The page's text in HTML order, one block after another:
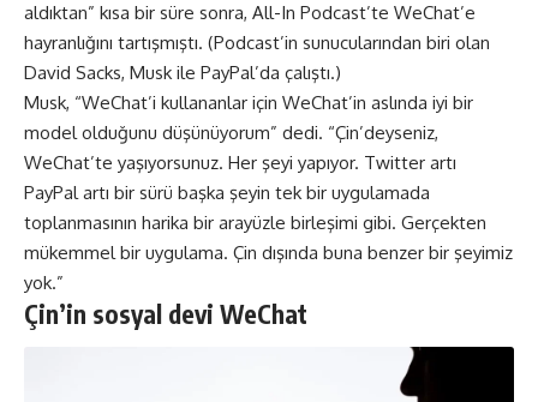
aldıktan” kısa bir süre sonra, All-In Podcast’te WeChat’e
hayranlığını tartışmıştı. (Podcast’in sunucularından biri olan
David Sacks, Musk ile PayPal’da çalıştı.)
Musk, “WeChat’i kullananlar için WeChat’in aslında iyi bir
model olduğunu düşünüyorum” dedi. “Çin’deyseniz,
WeChat’te yaşıyorsunuz. Her şeyi yapıyor. Twitter artı
PayPal artı bir sürü başka şeyin tek bir uygulamada
toplanmasının harika bir arayüzle birleşimi gibi. Gerçekten
mükemmel bir uygulama. Çin dışında buna benzer bir şeyimiz
yok.”
Çin’in sosyal devi WeChat